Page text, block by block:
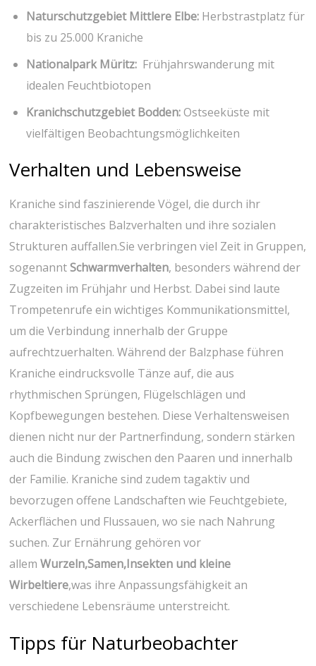
Naturschutzgebiet‌ Mittlere Elbe: Herbstrastplatz für
bis‌ zu 25.000⁢ Kraniche
Nationalpark Müritz: ⁣ Frühjahrswanderung mit
idealen Feuchtbiotopen
Kranichschutzgebiet Bodden:Ostseeküste mit
vielfältigen Beobachtungsmöglichkeiten
Verhalten und Lebensweise
Kraniche sind faszinierende Vögel, die durch ‌ihr
charakteristisches Balzverhalten und ihre sozialen
Strukturen ⁣auffallen.Sie verbringen viel Zeit in Gruppen,
sogenanntSchwarmverhalten, besonders während der
Zugzeiten im Frühjahr‌ und Herbst. Dabei sind laute
Trompetenrufe ein ⁢wichtiges Kommunikationsmittel,
um ​die Verbindung innerhalb der Gruppe
aufrechtzuerhalten. Während der Balzphase führen
Kraniche eindrucksvolle‍ Tänze auf, die aus
rhythmischen Sprüngen, ‍Flügelschlägen und
Kopfbewegungen bestehen. Diese Verhaltensweisen
dienen nicht nur der Partnerfindung,​ sondern stärken
auch die ​Bindung zwischen den Paaren und innerhalb
der Familie. Kraniche⁤ sind zudem⁤ tagaktiv und
bevorzugen offene Landschaften wie Feuchtgebiete, ​
Ackerflächen und Flussauen, wo sie⁤ nach Nahrung
‍suchen. Zur Ernährung ​gehören vor
allemWurzeln,Samen,Insekten und kleine
Wirbeltiere,was ihre ⁢Anpassungsfähigkeit an
verschiedene Lebensräume⁢ unterstreicht.
Tipps ‍für ​Naturbeobachter